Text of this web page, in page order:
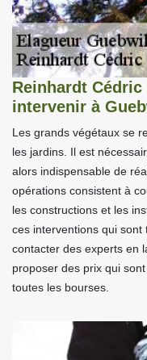
Reinhardt
intervenir à
Les grands végétaux se
les jardins. Il est
alors indispensable de
opérations consistent à
les constructions et les
ces interventions qui
contacter des experts en
proposer des prix qui
toutes les bourses.